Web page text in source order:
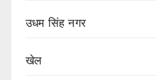
उधम सिंह नगर
खेल